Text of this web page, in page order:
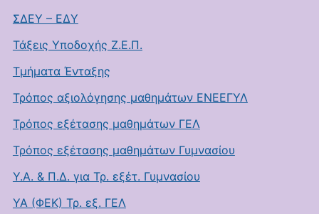
ΣΔΕΥ – ΕΔΥ
Τάξεις Υποδοχής Ζ.Ε.Π.
Τμήματα Ένταξης
Τρόπος αξιολόγησης μαθημάτων ΕΝΕΕΓΥΛ
Τρόπος εξέτασης μαθημάτων ΓΕΛ
Τρόπος εξέτασης μαθημάτων Γυμνασίου
Υ.Α. & Π.Δ. για Τρ. εξέτ. Γυμνασίου
ΥΑ (ΦΕΚ) Τρ. εξ. ΓΕΛ